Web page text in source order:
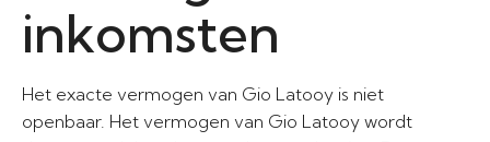
inkomsten
Het exacte vermogen van Gio Latooy is niet
openbaar. Het vermogen van Gio Latooy wordt